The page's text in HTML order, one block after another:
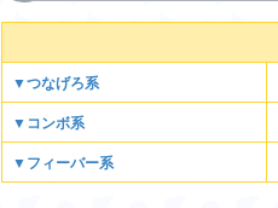
▼つなげろ系
▼コンボ系
▼フィーバー系